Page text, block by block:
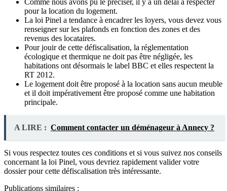
Comme nous avons pu le préciser, il y a un délai à respecter
pour la location du logement.
La loi Pinel a tendance à encadrer les loyers, vous devez vous
renseigner sur les plafonds en fonction des zones et des
revenus des locataires.
Pour jouir de cette défiscalisation, la réglementation
écologique et thermique ne doit pas être négligée, les
habitations ont désormais le label BBC et elles respectent la
RT 2012.
Le logement doit être proposé à la location sans aucun meuble
et il doit impérativement être proposé comme une habitation
principale.
A LIRE : Comment contacter un déménageur à Annecy ?
Si vous respectez toutes ces conditions et si vous suivez nos conseils
concernant la loi Pinel, vous devriez rapidement valider votre
dossier pour cette défiscalisation très intéressante.
Publications similaires :